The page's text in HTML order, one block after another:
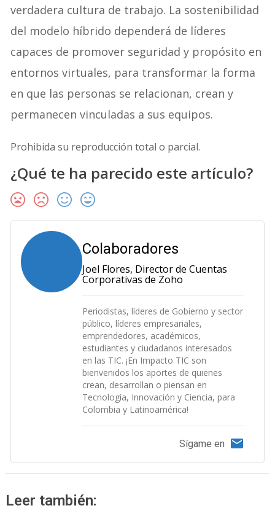
verdadera cultura de trabajo. La sostenibilidad
del modelo híbrido dependerá de líderes
capaces de promover seguridad y propósito en
entornos virtuales, para transformar la forma
en que las personas se relacionan, crean y
permanecen vinculadas a sus equipos.
Prohibida su reproducción total o parcial.
¿Qué te ha parecido este artículo?
Colaboradores
Joel Flores, Director de Cuentas
Corporativas de Zoho
Periodistas, líderes de Gobierno y sector
público, líderes empresariales,
emprendedores, académicos,
estudiantes y ciudadanos interesados
en las TIC. ¡En Impacto TIC son
bienvenidos los aportes de quienes
crean, desarrollan o piensan en
Tecnología, Innovación y Ciencia, para
Colombia y Latinoamérica!
Sígame en
Leer también: